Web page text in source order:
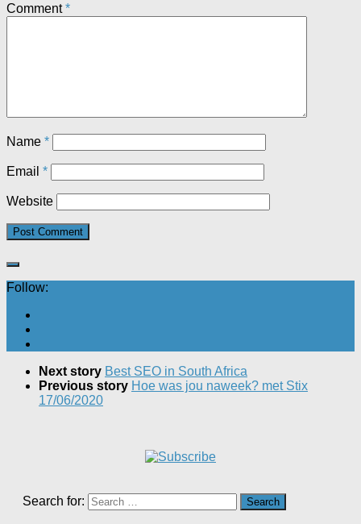
Comment*
Name *
Email *
Website
Follow:
Next story Best SEO in South Africa
Previous story Hoe was jou naweek? met Stix
17/06/2020
Search for: